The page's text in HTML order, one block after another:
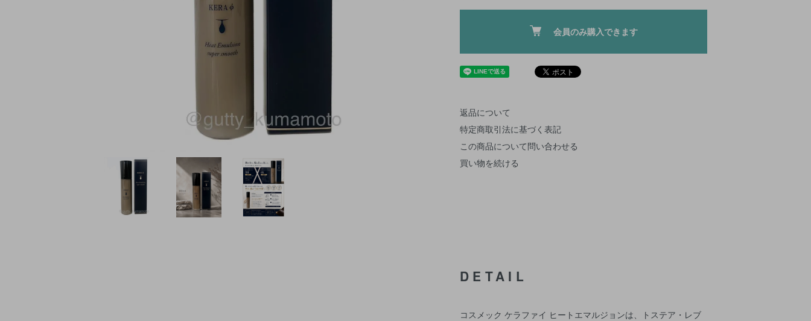
会員のみ購入できます
返品について
特定商取引法に基づく表記
この商品について問い合わせる
買い物を続ける
DETAIL
コスメック ケラファイ ヒートエマルジョンは、トステア・レブ